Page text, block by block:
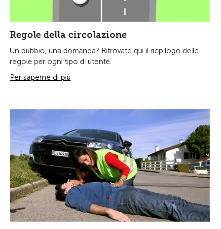
Regole della circolazione
Un dubbio, una domanda? Ritrovate qui il riepilogo delle
regole per ogni tipo di utente.
Per saperne di più